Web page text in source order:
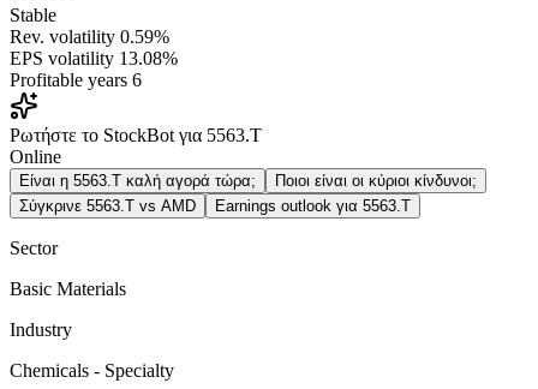
Stable
Rev. volatility 0.59%
EPS volatility 13.08%
Profitable years 6
Ρωτήστε το StockBot για 5563.T
Online
Είναι η 5563.T καλή αγορά τώρα;
Ποιοι είναι οι κύριοι κίνδυνοι;
Σύγκρινε 5563.T vs AMD
Earnings outlook για 5563.T
Sector
Basic Materials
Industry
Chemicals - Specialty